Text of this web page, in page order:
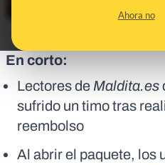
Ahora no
En corto:
Lectores de Maldita.es
sufrido un timo tras
reembolso
Al abrir el paquete, los